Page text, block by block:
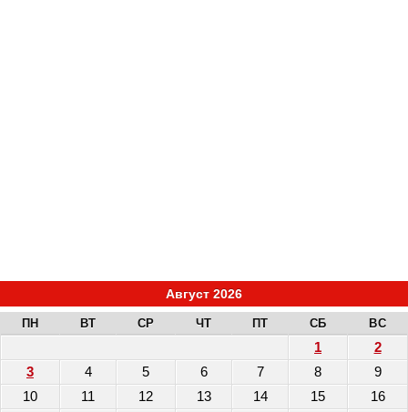
Август 2026
ПН ВТ СР ЧТ ПТ СБ ВС
1
2
3
4 5 6 7 8
9
10
11 12 13 14 15
16